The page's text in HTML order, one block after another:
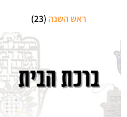
ראש השנה(23)